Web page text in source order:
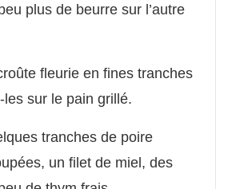
plus de beurre sur l’autre
fleurie en fines tranches
les sur le pain grillé.
tranches de poire
un filet de miel, des